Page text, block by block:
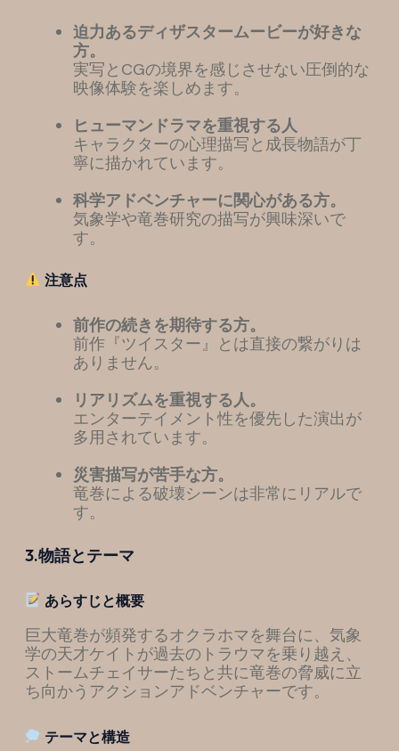
迫力あるディザスタームービーが好きな
方。
実写とCGの境界を感じさせない圧倒的な
映像体験を楽しめます。
ヒューマンドラマを重視する人
キャラクターの心理描写と成長物語が丁
寧に描かれています。
科学アドベンチャーに関心がある方。
気象学や竜巻研究の描写が興味深いで
す。
注意点
前作の続きを期待する方。
前作『ツイスター』とは直接の繋がりは
ありません。
リアリズムを重視する人。
エンターテイメント性を優先した演出が
多用されています。
災害描写が苦手な方。
竜巻による破壊シーンは非常にリアルで
す。
3.物語とテーマ
あらすじと概要
巨大竜巻が頻発するオクラホマを舞台に、気象
学の天才ケイトが過去のトラウマを乗り越え、
ストームチェイサーたちと共に竜巻の脅威に立
ち向かうアクションアドベンチャーです。
テーマと構造